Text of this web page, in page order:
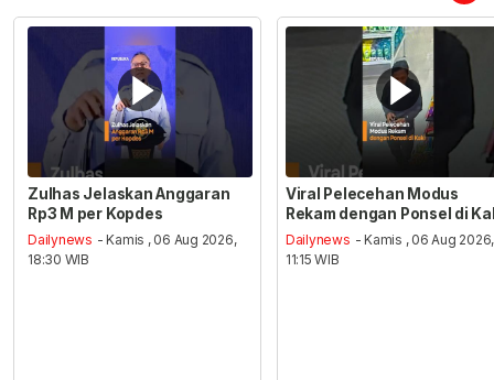
Zulhas Jelaskan Anggaran
Rp3 M per Kopdes
Dailynews - Kamis , 06 Aug 2026,
18:30 WIB
Viral Pelecehan Modus
Rekam dengan Ponsel di
Dailynews - Kamis , 06 Aug 2026,
11:15 WIB